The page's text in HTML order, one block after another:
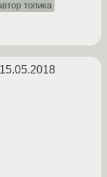
топика
15.05.2018